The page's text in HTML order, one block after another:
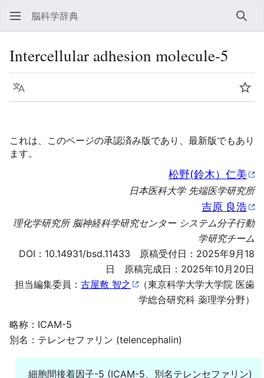
脳科学辞典 検索
Intercellular adhesion molecule-5
言語 ウ
これは、このページの承認済み版であり、最新版でもあり
ます。
松野(鈴木）仁美
日本医科大学 先端医学研究所
吉原 良浩
理化学研究所 脳神経科学研究センター システム分子行動
学研究チーム
DOI： 10.14931/bsd.11433 原稿受付日：2025年9月18
日 原稿完成日：2025年10月20日
担当編集委員： 古屋敷 智之
（東京科学大学大学院 医歯
学総合研究科 薬理学分野）
略称：ICAM-5
別名：テレンセファリン (telencephalin)
細胞間接着因子-5 (ICAM-5、別名テレンセファリン)